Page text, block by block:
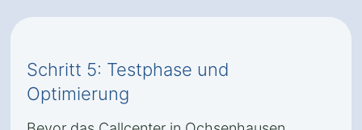
Schritt 5: Testphase und
Optimierung